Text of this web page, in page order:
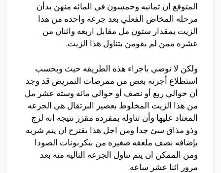
المتوقع ان ثمانيه وخمسون في المائه منهن بدأن
مرحله المخاض الفعلي بعد جرعه واحده من هذا
الزيت بمقدار ستون مل مقابل اربعه واثنان من
عشره ممن لم يقومن بتناول هذا الزيت.
ولكن لا نوصي باجراء هذه الطريقه حيث وبحسب
استطلاع أجرته بعض من ممرضات التمريض قد وجد
أن حوالي ربع أو نصف أو حوالي مائه وسته عشر مل
من هذا الزيت المخلوط بعصير البرتقال هي الجرعه
المعتاد عليها وأن تناوله بمفرده مقزز نتيجه انه لزج
وذو مذاق سئ جدا ومن اجل هذا يقترح ان يتم شربه
بإضافه نصف ملعقه صغيره من بيكربونات الصودا
ومن الممكن ان يتم تناول الجرعه التاليه منه بعد
مرور اثنا عشر ساعه.